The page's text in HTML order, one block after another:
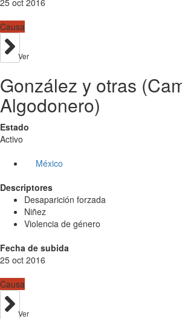
Causa
Ver
González y otras
Algodonero)
Estado
Activo
México
Descriptores
Desaparición forzada
Niñez
Violencia de género
Fecha de subida
25 oct 2016
Causa
Ver